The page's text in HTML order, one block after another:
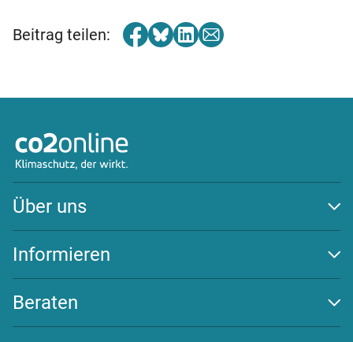
Beitrag teilen:
Über uns
Auszeichnungen
Team
Transparenz
Wirksamkeit
Informieren
Klima schützen
Energiewende
Newsletter
Beraten
Beratungs-Tools